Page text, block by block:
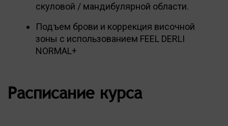
скуловой / мандибулярной области.
Подъем брови и коррекция височной
зоны с использованием FEEL DERLI
NORMAL+
Расписание курса